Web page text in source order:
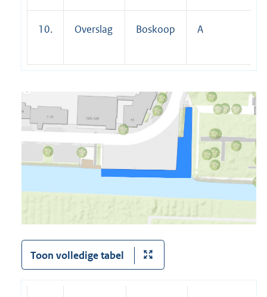
10. Overslag Boskoop A
Toon volledige tabel